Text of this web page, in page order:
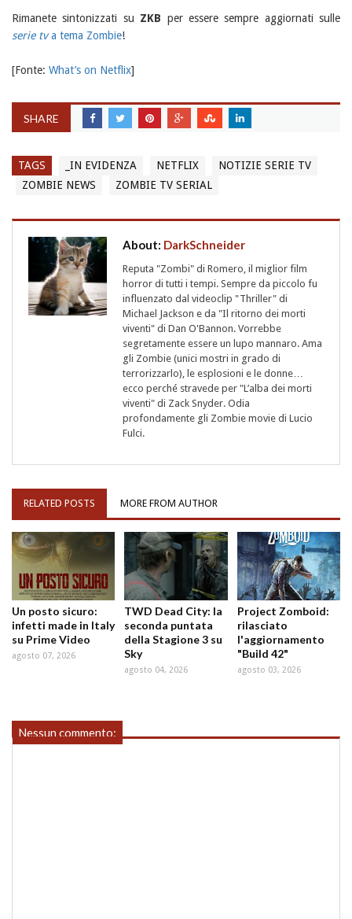
Rimanete sintonizzati su ZKB per essere sempre aggiornati sulle
serie tva tema Zombie!
[Fonte: What’s on Netflix]
SHARE
TAGS _IN EVIDENZA NETFLIX
NOTIZIE SERIE TV
ZOMBIE NEWS
ZOMBIE TV SERIAL
About: DarkSchneider
Reputa "Zombi" di Romero, il miglior film
horror di tutti i tempi. Sempre da piccolo fu
influenzato dal videoclip "Thriller" di
Michael Jackson e da "Il ritorno dei morti
viventi" di Dan O'Bannon. Vorrebbe
segretamente essere un lupo mannaro. Ama
gli Zombie (unici mostri in grado di
terrorizzarlo), le esplosioni e le donne…
ecco perché stravede per "L’alba dei morti
viventi" di Zack Snyder. Odia
profondamente gli Zombie movie di Lucio
Fulci.
RELATED POSTS MORE FROM AUTHOR
Un posto sicuro:
infetti made in Italy
su Prime Video
agosto 07, 2026
TWD Dead City: la
seconda puntata
della Stagione 3 su
Sky
agosto 04, 2026
Project Zomboid:
rilasciato
l'aggiornamento
"Build 42"
agosto 03, 2026
Nessun commento: